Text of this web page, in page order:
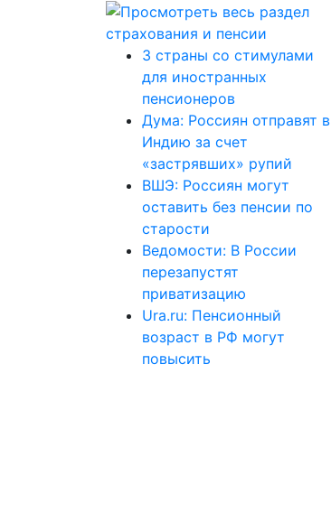
3 страны со стимулами
для иностранных
пенсионеров
Дума: Россиян отправят в
Индию за счет
«застрявших» рупий
ВШЭ: Россиян могут
оставить без пенсии по
старости
Ведомости: В России
перезапустят
приватизацию
Ura.ru: Пенсионный
возраст в РФ могут
повысить